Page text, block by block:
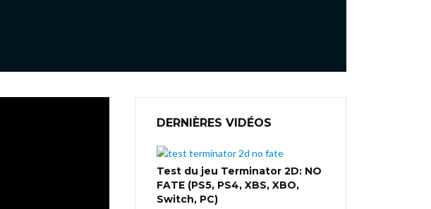
DERNIÈRES VIDÉOS
Test du jeu Terminator 2D: NO
FATE (PS5, PS4, XBS, XBO,
Switch, PC)